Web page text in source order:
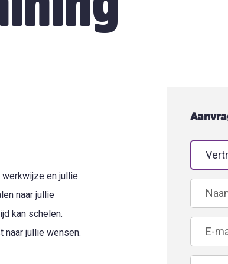
werkwijze en jullie
naar jullie
kan schelen.
naar jullie wensen.
Leave
this
field
blank